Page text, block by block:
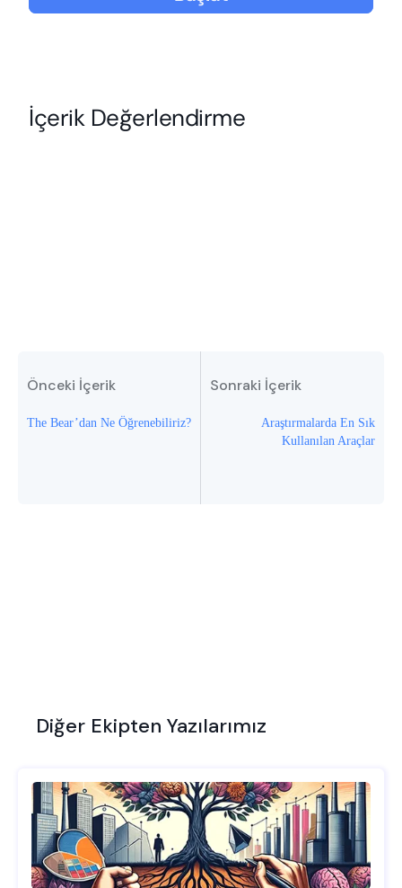
Önceki İçerik
The Bear’dan Ne Öğrenebiliriz?
Sonraki İçerik
Araştırmalarda En Sık
Kullanılan Araçlar
Diğer Ekipten Yazılarımız